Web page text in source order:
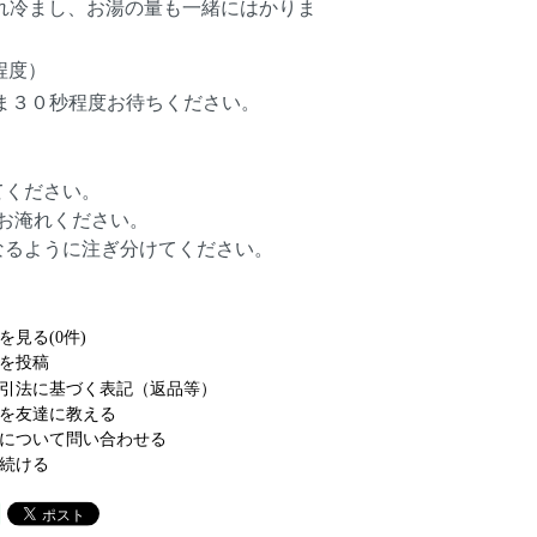
まし、お湯の量も一緒にはかりま
）
０秒程度お待ちください。
ださい。
れください。
うに注ぎ分けてください。
見る(0件)
投稿
法に基づく表記（返品等）
友達に教える
ついて問い合わせる
ける